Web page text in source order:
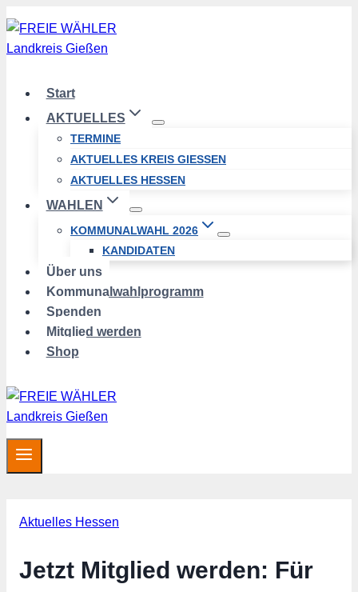
Zum
Inhalt
springen
Start
AKTUELLES
TERMINE
AKTUELLES KREIS GIESSEN
AKTUELLES HESSEN
WAHLEN
KOMMUNALWAHL 2026
KANDIDATEN
Über uns
Kommunalwahlprogramm
Spenden
Mitglied werden
Shop
Aktuelles Hessen
Jetzt Mitglied werden: Für